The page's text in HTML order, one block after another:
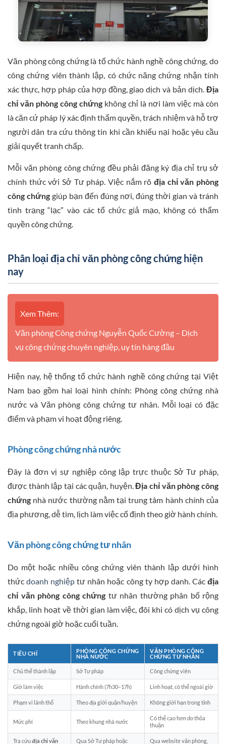
Văn phòng công chứng là tổ chức hành nghề công chứng, do
công chứng viên thành lập, có chức năng chứng nhận tính
xác thực, hợp pháp của hợp đồng, giao dịch và bản dịch. Địa
chỉ văn phòng công chứng không chỉ là nơi làm việc mà còn
là căn cứ pháp lý xác định thẩm quyền, trách nhiệm và hỗ trợ
người dân tra cứu thông tin khi cần khiếu nại hoặc yêu cầu
giải quyết tranh chấp.
Mỗi văn phòng công chứng đều phải đăng ký địa chỉ trụ sở
chính thức với Sở Tư pháp. Việc nắm rõ địa chỉ văn phòng
công chứng giúp bạn đến đúng nơi, đúng thời gian và tránh
tình trạng “lạc” vào các tổ chức giả mạo, không có thẩm
quyền công chứng.
Phân loại địa chỉ văn phòng công chứng hiện
nay
Xem Thêm:
Văn phòng Công chứng Nguyễn Quốc Cường – Dịch
vụ công chứng chuyên nghiệp, uy tín hàng đầu
Hiện nay, hệ thống tổ chức hành nghề công chứng tại Việt
Nam bao gồm hai loại hình chính: Phòng công chứng nhà
nước và Văn phòng công chứng tư nhân. Mỗi loại có đặc
điểm và phạm vi hoạt động riêng.
Phòng công chứng nhà nước
Đây là đơn vị sự nghiệp công lập trực thuộc Sở Tư pháp,
được thành lập tại các quận, huyện.Địa chỉ văn phòng công
chứng nhà nước thường nằm tại trung tâm hành chính của
địa phương, dễ tìm, lịch làm việc cố định theo giờ hành chính.
Văn phòng công chứng tư nhân
Do một hoặc nhiều công chứng viên thành lập dưới hình
thứcdoanh nghiệp tư nhân hoặc công ty hợp danh. Cácđịa
chỉ văn phòng công chứng tư nhân thường phân bố rộng
khắp, linh hoạt về thời gian làm việc, đôi khi có dịch vụ công
chứng ngoài giờ hoặc cuối tuần.
TIÊU CHÍ
PHÒNG CÔNG CHỨNG
NHÀ NƯỚC
VĂN PHÒNG CÔNG
CHỨNG TƯ NHÂN
Chủ thể thành lập Sở Tư pháp Công chứng viên
Giờ làm việc Hành chính (7h30–17h) Linh hoạt, có thể ngoài giờ
Phạm vi lãnh thổ Theo địa giới quận/huyện Không giới hạn trong tỉnh
Mức phí Theo khung nhà nước
Có thể cao hơn do thỏa
thuận
Tra cứuđịa chỉ văn Qua Sở Tư pháp hoặc Qua website văn phòng,